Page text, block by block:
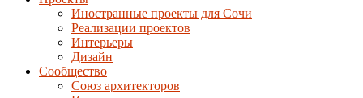
Иностранные проекты для Сочи
Реализации проектов
Интерьеры
Дизайн
Сообщество
Союз архитекторов